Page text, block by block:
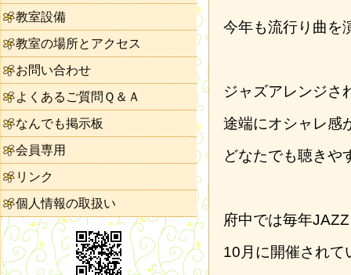
今年も流行り曲を
ジャズアレンジさ
途端にオシャレ感
どなたでも聴きや
府中では毎年
10月に開催されて
教室設備
教室の場所とアクセス
お問い合わせ
よくあるご質問Ｑ＆Ａ
なんでも掲示板
会員専用
リンク
個人情報の取扱い